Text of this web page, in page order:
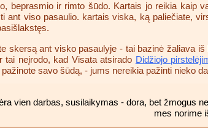
beprasmio ir rimto šūdo. Kartais jo reikia kaip
ant viso pasaulio. kartais viska, ką paliečiate,
skersą ant visko pasaulyje - tai bazinė žaliava
tai neįrodo, kad Visata atsirado Didžiojo
savo šūdą, - jums nereikia pažinti nieko
vien darbas, susilaikymas - dora, bet žmogus
mes norime